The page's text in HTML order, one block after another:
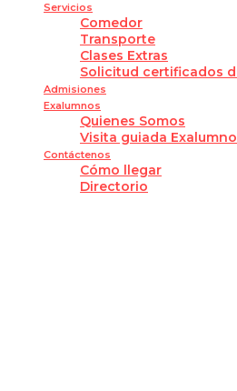
Servicios
Comedor
Transporte
Clases Extras
Solicitud certificados
Admisiones
Exalumnos
Quienes Somos
Visita guiada
Contáctenos
Cómo llegar
Directorio